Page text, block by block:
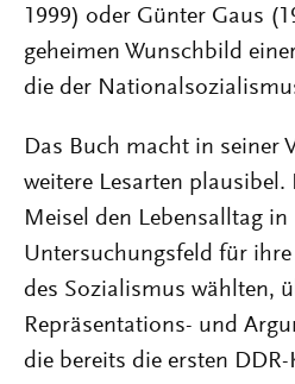
1999) oder Günter Gaus
geheimen Wunschbild
die der
Das Buch macht in seiner
weitere Lesarten
Meisel den Lebensalltag
Untersuchungsfeld für
des Sozialismus wählten,
Repräsentations- und
die bereits die ersten